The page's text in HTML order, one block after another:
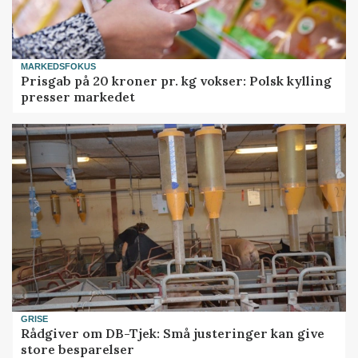
MARKEDSFOKUS
Prisgab på 20 kroner pr. kg vokser: Polsk kylling
presser markedet
GRISE
Rådgiver om DB-Tjek: Små justeringer kan give
store besparelser